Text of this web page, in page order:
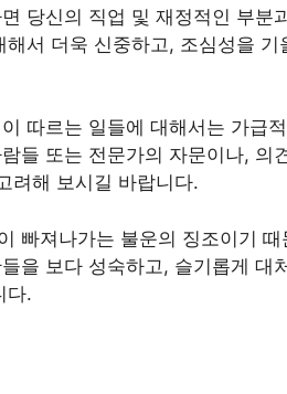
당신의 직업 및 재정적인 부분
서 더욱 신중하고, 조심성을
따르는 일들에 대해서는 가급
들 또는 전문가의 자문이나, 의
려해 보시길 바랍니다.
빠져나가는 불운의 징조이기
을 보다 성숙하고, 슬기롭게 대
다.